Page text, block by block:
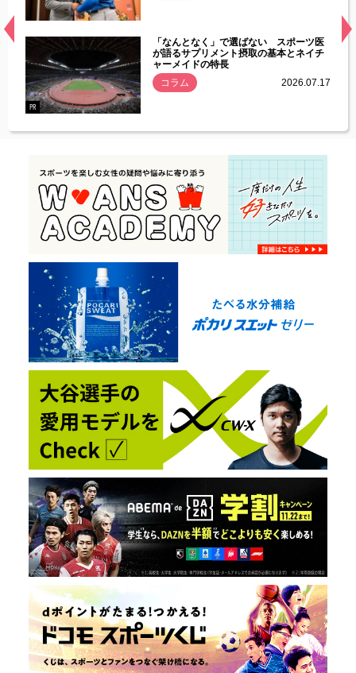
常
PR
「なんとなく」で選ばない スポーツ医
が語るサプリメント摂取の基本とネイチ
ャーメイドの特長
コラム
2026.07.17